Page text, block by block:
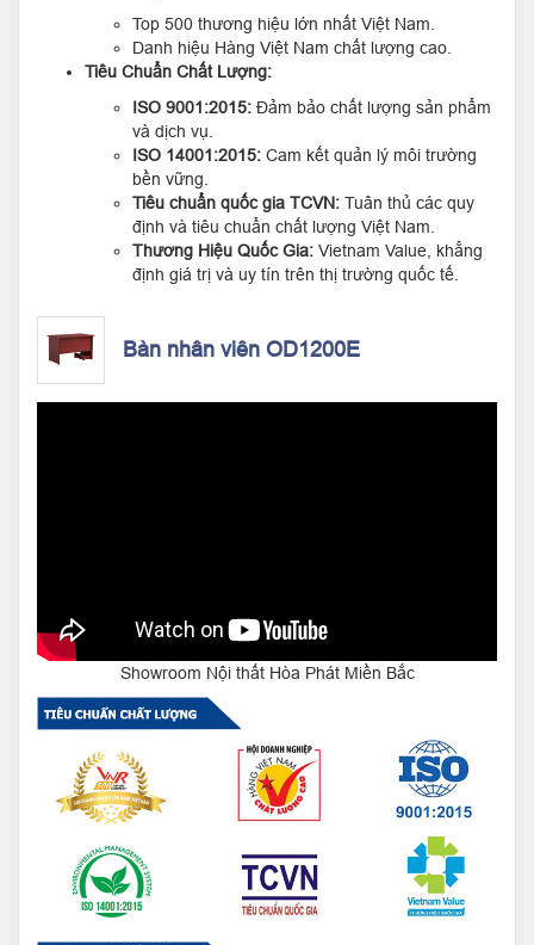
Top 500 thương hiệu lớn nhất Việt Nam.
Danh hiệu Hàng Việt Nam chất lượng cao.
Tiêu Chuẩn Chất Lượng:
ISO 9001:2015: Đảm bảo chất lượng sản phẩm
và dịch vụ.
ISO 14001:2015: Cam kết quản lý môi trường
bền vững.
Tiêu chuẩn quốc gia TCVN: Tuân thủ các quy
định và tiêu chuẩn chất lượng Việt Nam.
Thương Hiệu Quốc Gia: Vietnam Value, khẳng
định giá trị và uy tín trên thị trường quốc tế.
Bàn nhân viên OD1200E
Showroom Nội thất Hòa Phát Miền Bắc